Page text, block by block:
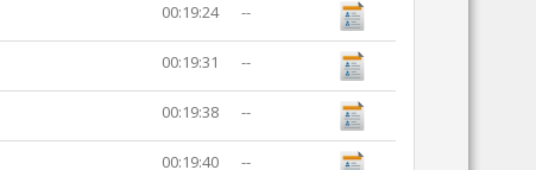
00:19:24 --
00:19:31 --
00:19:38 --
00:19:40 --